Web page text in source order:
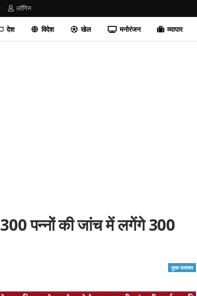
लॉगिन
देश विदेश खेल मनोरंजन व्यापार
300 पन्नों की जांच में लगेंगे 300
मुख्य समाचार